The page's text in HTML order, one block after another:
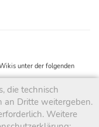
die technisch
an Dritte weitergeben.
Weitere
unter der folgenden